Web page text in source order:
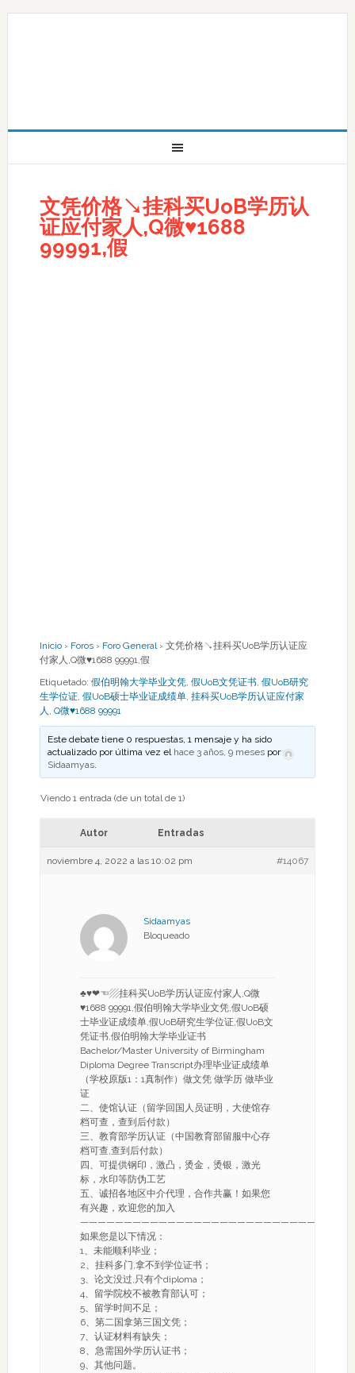
文凭价格↘挂科买UoB学历认
证应付家人,Q微♥1688
99991,假
Inicio › Foros › Foro General › 文凭价格↘挂科买UoB学历认证应
付家人,Q微♥1688 99991,假
Etiquetado: 假伯明翰大学毕业文凭, 假UoB文凭证书, 假UoB研究
生学位证, 假UoB硕士毕业证成绩单, 挂科买UoB学历认证应付家
人 , Q微♥1688 99991
Este debate tiene 0 respuestas, 1 mensaje y ha sido
actualizado por última vez el hace 3 años, 9 meses por
Sidaamyas.
Viendo 1 entrada (de un total de 1)
Autor Entradas
noviembre 4, 2022 a las 10:02 pm #14067
Sidaamyas
Bloqueado
♣♥❤☜▨挂科买UoB学历认证应付家人,Q微
♥1688 99991,假伯明翰大学毕业文凭,假UoB硕
士毕业证成绩单,假UoB研究生学位证,假UoB文
凭证书,假伯明翰大学毕业证书
Bachelor/Master University of Birmingham
Diploma Degree Transcript办理毕业证成绩单
（学校原版1：1真制作）做文凭 做学历 做毕业
证
二、使馆认证（留学回国人员证明，大使馆存
档可查，查到后付款）
三、教育部学历认证（中国教育部留服中心存
档可查,查到后付款）
四、可提供钢印，激凸，烫金，烫银，激光
标，水印等防伪工艺
五、诚招各地区中介代理，合作共赢！如果您
有兴趣，欢迎您的加入
———————————————————————————-
如果您是以下情况：
1、未能顺利毕业；
2、挂科多门,拿不到学位证书；
3、论文没过,只有个diploma；
4、留学院校不被教育部认可；
5、留学时间不足；
6、第二国拿第三国文凭；
7、认证材料有缺失；
8、急需国外学历认证书；
9、其他问题。